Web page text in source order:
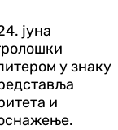
јуна
у знаку
и